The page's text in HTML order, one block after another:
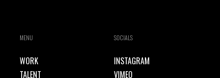
MENU
WORK
TALENT
SOCIALS
INSTAGRAM
VIMEO